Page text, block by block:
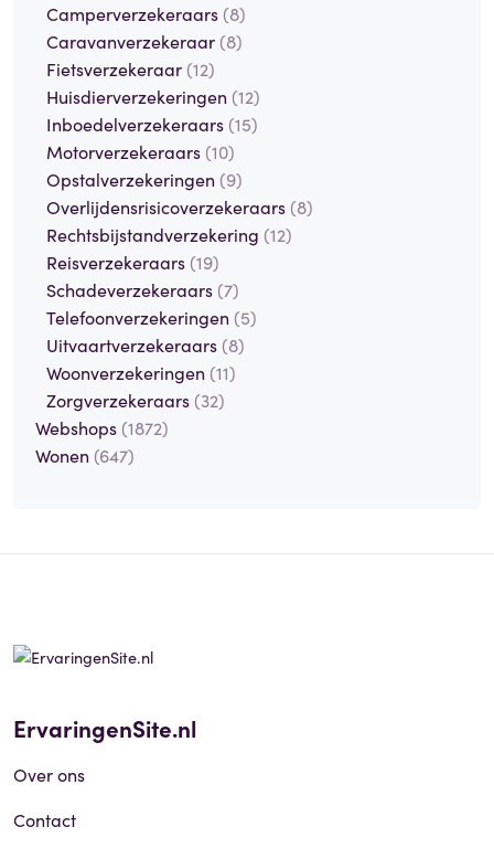
Camperverzekeraars (8)
Caravanverzekeraar (8)
Fietsverzekeraar (12)
Huisdierverzekeringen (12)
Inboedelverzekeraars (15)
Motorverzekeraars (10)
Opstalverzekeringen (9)
Overlijdensrisicoverzekeraars (8)
Rechtsbijstandverzekering (12)
Reisverzekeraars (19)
Schadeverzekeraars (7)
Telefoonverzekeringen (5)
Uitvaartverzekeraars (8)
Woonverzekeringen (11)
Zorgverzekeraars (32)
Webshops (1872)
Wonen (647)
ErvaringenSite.nl
Over ons
Contact